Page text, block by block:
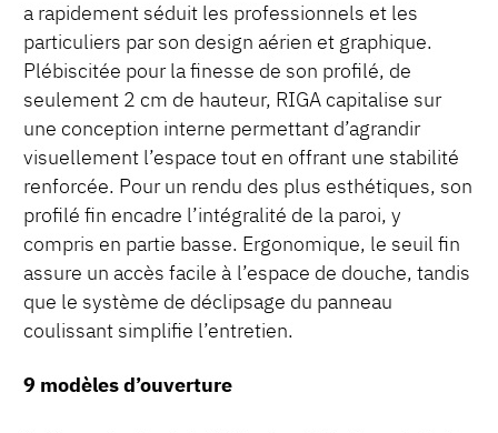
a rapidement séduit les professionnels et les
particuliers par son design aérien et graphique.
Plébiscitée pour la finesse de son profilé, de
seulement 2 cm de hauteur, RIGA capitalise sur
une conception interne permettant d’agrandir
visuellement l’espace tout en offrant une stabilité
renforcée. Pour un rendu des plus esthétiques, son
profilé fin encadre l’intégralité de la paroi, y
compris en partie basse. Ergonomique, le seuil fin
assure un accès facile à l’espace de douche, tandis
que le système de déclipsage du panneau
coulissant simplifie l’entretien.
9 modèles d’ouverture